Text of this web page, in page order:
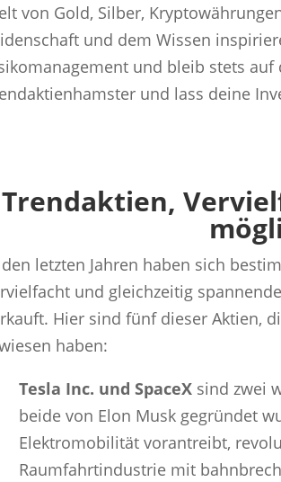
von Gold, Silber,
und dem Wissen
und bleib stets
und lass deine
Trendaktien,
letzten Jahren haben sich
und gleichzeitig
Hier sind fünf dieser Aktien,
haben:
Tesla Inc. und SpaceX sind zwei
beide von Elon Musk gegründet
Elektromobilität vorantreibt,
Raumfahrtindustrie mit